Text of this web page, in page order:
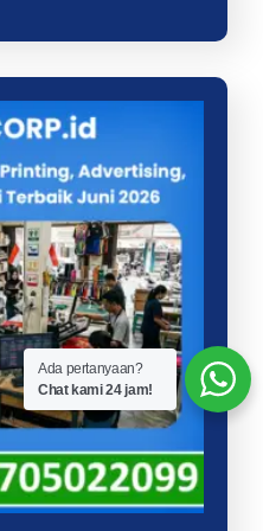
Ada pertanyaan?
Chat kami 24 jam!